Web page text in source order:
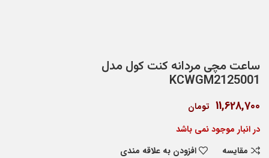
ساعت مچی مردانه کنت کول مدل
KCWGM2125001
11,628,700 تومان
در انبار موجود نمی باشد
مقایسه
افزودن به علاقه مندی